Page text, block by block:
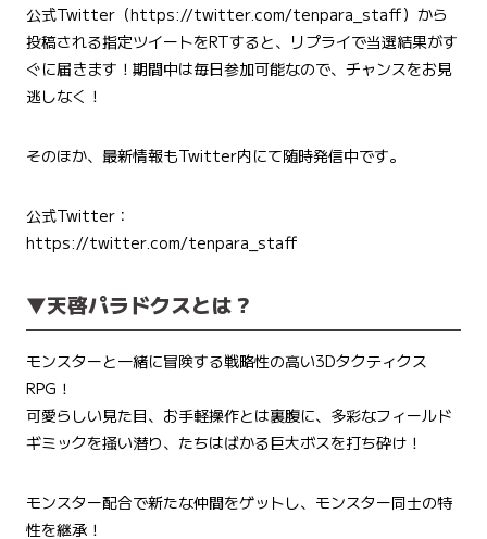
公式Twitter（https://twitter.com/tenpara_staff）から
投稿される指定ツイートをRTすると、リプライで当選結果がす
ぐに届きます！期間中は毎日参加可能なので、チャンスをお見
逃しなく！
そのほか、最新情報もTwitter内にて随時発信中です。
公式Twitter：
https://twitter.com/tenpara_staff
▼天啓パラドクスとは？
モンスターと一緒に冒険する戦略性の高い3Dタクティクス
RPG！
可愛らしい見た目、お手軽操作とは裏腹に、多彩なフィールド
ギミックを掻い潜り、たちはばかる巨大ボスを打ち砕け！
モンスター配合で新たな仲間をゲットし、モンスター同士の特
性を継承！